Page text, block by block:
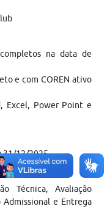
na data de
e com COREN ativo
Excel, Power Point e
31/12/2025.
Técnica, Avaliação
e Entrega